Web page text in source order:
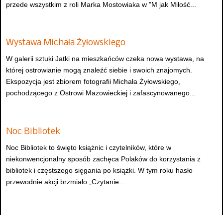
przede wszystkim z roli Marka Mostowiaka w "M jak Miłość...
Wystawa Michała Żyłowskiego
W galerii sztuki Jatki na mieszkańców czeka nowa wystawa, na
której ostrowianie mogą znaleźć siebie i swoich znajomych.
Ekspozycja jest zbiorem fotografii Michała Żyłowskiego,
pochodzącego z Ostrowi Mazowieckiej i zafascynowanego...
Noc Bibliotek
Noc Bibliotek to święto książnic i czytelników, które w
niekonwencjonalny sposób zachęca Polaków do korzystania z
bibliotek i częstszego sięgania po książki. W tym roku hasło
przewodnie akcji brzmiało „Czytanie...